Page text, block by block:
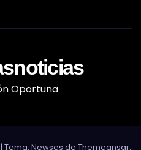
Oportuna
| Tema: Newses de Themeansar.